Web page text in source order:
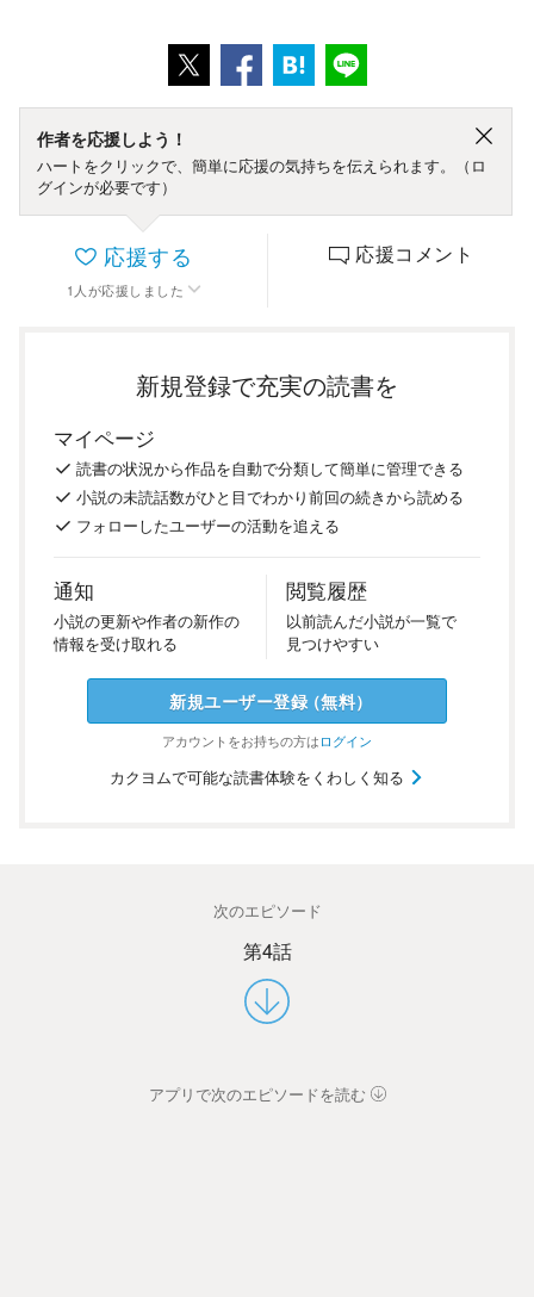
作者を応援しよう！
ハートをクリックで、簡単に応援の気持ちを伝えられます。（ロ
グインが必要です）
応援する
1 人 が応援しました
応援コメント
新規登録で充実の読書を
マイページ
読書の状況から作品を自動で分類して簡単に管理できる
小説の未読話数がひと目でわかり前回の続きから読める
フォローしたユーザーの活動を追える
通知
小説の更新や作者の新作の
情報を受け取れる
閲覧履歴
以前読んだ小説が一覧で
見つけやすい
新規ユーザー登録（無料）
アカウントをお持ちの方はログイン
カクヨムで可能な読書体験をくわしく知る
次のエピソード
第4話
アプリで次のエピソードを読む